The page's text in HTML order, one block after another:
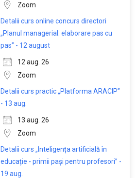
Zoom
Detalii curs online concurs directori
„Planul managerial: elaborare pas cu
pas” - 12 august
12 aug. 26
Zoom
Detalii curs practic „Platforma ARACIP”
- 13 aug.
13 aug. 26
Zoom
Detalii curs „Inteligența artificială în
educație - primii pași pentru profesori” -
19 aug.